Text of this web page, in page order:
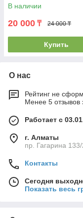
В наличии
20 000 ₸ 24 000 ₸
Купить
О нас
Рейтинг не
Менее 5 отзывов
Работает с
г. Алматы
пр. Гагарина
Контакты
Сегодня
Показать весь